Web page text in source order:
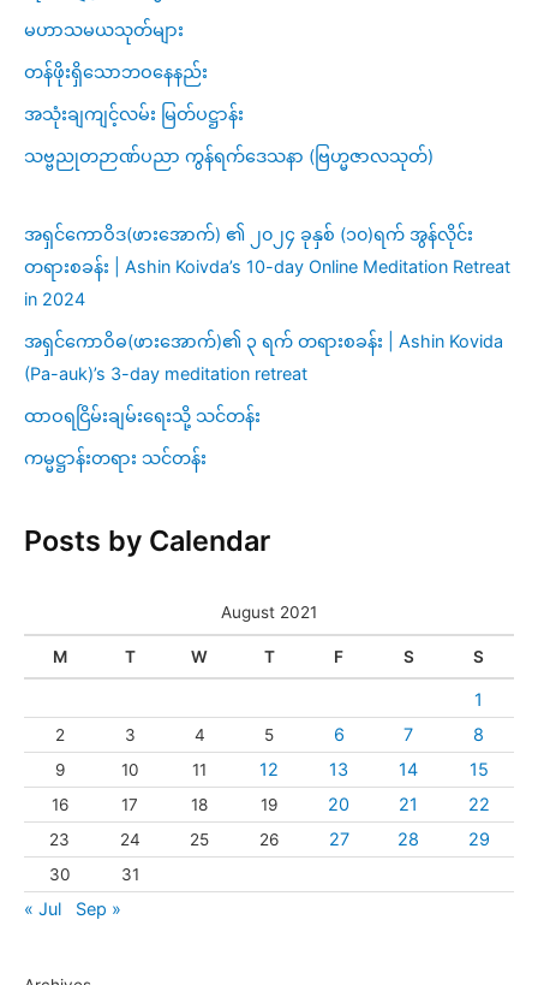
မဟာသမယသုတ်များ
တန်ဖိုးရှိသောဘဝနေနည်း
အသုံးချကျင့်လမ်း မြတ်ပဋ္ဌာန်း
သဗ္ဗညုတဉာဏ်ပညာ ကွန်ရက်ဒေသနာ (ဗြဟ္မဇာလသုတ်)
အရှင်ကောဝိဒ(ဖားအောက်) ၏ ၂၀၂၄ ခုနှစ် (၁၀)ရက် အွန်လိုင်း
တရားစခန်း | Ashin Koivda’s 10-day Online Meditation Retreat
in 2024
အရှင်ကောဝိဓ(ဖားအောက်)၏ ၃ ရက် တရားစခန်း | Ashin Kovida
(Pa-auk)’s 3-day meditation retreat
ထာဝရငြိမ်းချမ်းရေးသို့ သင်တန်း
ကမ္မဋ္ဌာန်းတရား သင်တန်း
Posts by Calendar
August 2021
M T W T F S S
1
2 3 4 5 6 7 8
9 10 11 12 13 14 15
16 17 18 19 20 21 22
23 24 25 26 27 28 29
30 31
« Jul Sep »